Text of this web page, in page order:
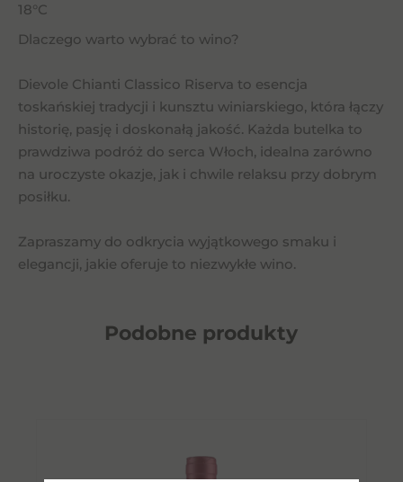
18°C
Dlaczego warto wybrać to wino?
Dievole Chianti Classico Riserva to esencja
toskańskiej tradycji i kunsztu winiarskiego, która łączy
historię, pasję i doskonałą jakość. Każda butelka to
prawdziwa podróż do serca Włoch, idealna zarówno
na uroczyste okazje, jak i chwile relaksu przy dobrym
posiłku.
Zapraszamy do odkrycia wyjątkowego smaku i
elegancji, jakie oferuje to niezwykłe wino.
Podobne produkty